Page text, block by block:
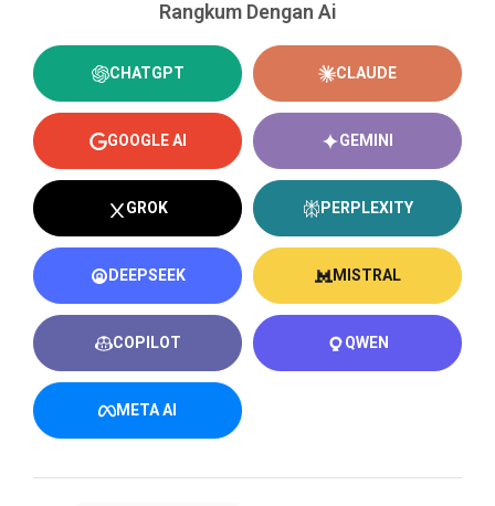
Rangkum Dengan Ai
CHATGPT CLAUDE
GOOGLE AI GEMINI
GROK PERPLEXITY
DEEPSEEK MISTRAL
COPILOT QWEN
META AI